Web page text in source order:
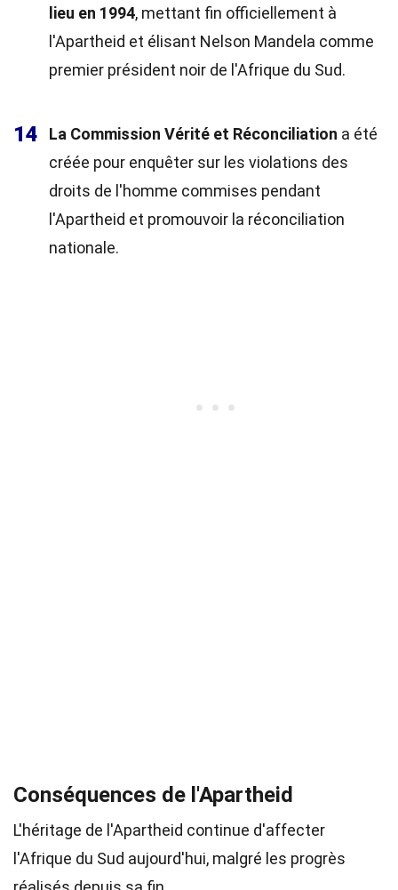
lieu en 1994, mettant fin officiellement à
l'Apartheid et élisant Nelson Mandela comme
premier président noir de l'Afrique du Sud.
14 La Commission Vérité et Réconciliation a été
créée pour enquêter sur les violations des
droits de l'homme commises pendant
l'Apartheid et promouvoir la réconciliation
nationale.
Conséquences de l'Apartheid
L'héritage de l'Apartheid continue d'affecter
l'Afrique du Sud aujourd'hui, malgré les progrès